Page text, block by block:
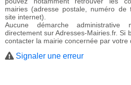
mairies (adresse postale, numéro de
site internet).
Aucune démarche
directement sur Adresses-Mairies.fr. Si
contacter la mairie concernée par votre
Signaler une erreur